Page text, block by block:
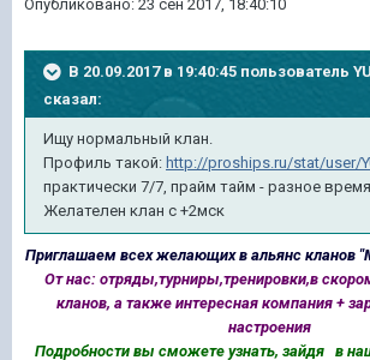
Опубликовано: 23 сен 2017, 18:40:10
В 20.09.2017 в 19:40:45 пользователь
сказал:
Ищу нормальный клан.
Профиль такой: http://proships.ru/stat/user/
практически 7/7, прайм тайм - разное
Желателен клан с +2мск
Приглашаем всех желающих в альянс кланов
От нас: отряды,турниры,тренировки,в
кланов, а также интересная компания +
настроения
Подробности вы сможете узнать, зайдя в